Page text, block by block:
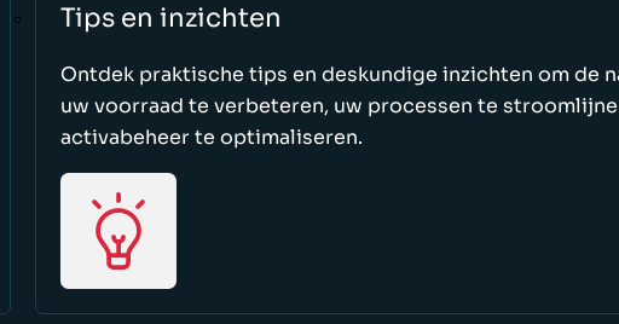
Tips en inzichten
Ontdek praktische tips en deskundige inzichten om de
uw voorraad te verbeteren, uw processen te
activabeheer te optimaliseren.